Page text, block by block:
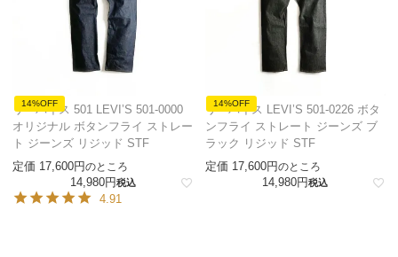
14%OFF
リーバイス 501 LEVI’S 501-0000
オリジナル ボタンフライ ストレー
ト ジーンズ リジッド STF
定価 17,600 のところ
14,980 税込
4.91
14%OFF
リーバイス LEVI’S 501-0226 ボタ
ンフライ ストレート ジーンズ ブ
ラック リジッド STF
定価 17,600 のところ
14,980 税込